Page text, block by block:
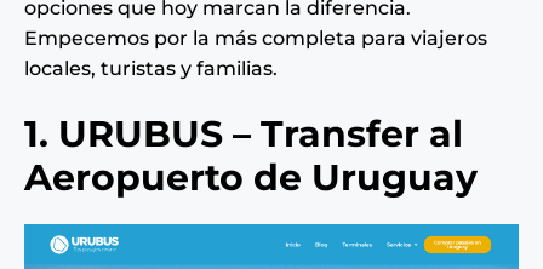
opciones que hoy marcan la diferencia.
Empecemos por la más completa para viajeros
locales, turistas y familias.
1. URUBUS – Transfer al
Aeropuerto de Uruguay